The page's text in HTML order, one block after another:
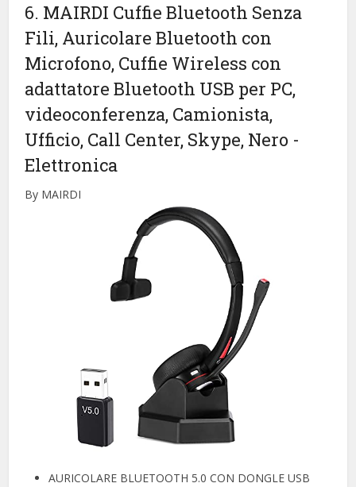
6. MAIRDI Cuffie Bluetooth Senza
Fili, Auricolare Bluetooth con
Microfono, Cuffie Wireless con
adattatore Bluetooth USB per PC,
videoconferenza, Camionista,
Ufficio, Call Center, Skype, Nero -
Elettronica
By MAIRDI
AURICOLARE BLUETOOTH 5.0 CON DONGLE USB